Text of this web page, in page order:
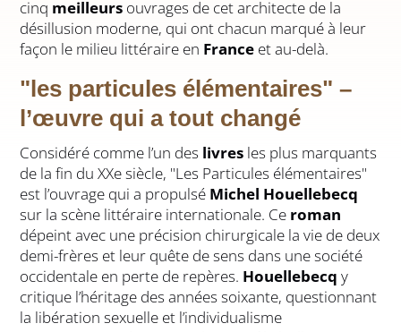
cinq meilleurs ouvrages de cet architecte de la
désillusion moderne, qui ont chacun marqué à leur
façon le milieu littéraire en France et au-delà.
"les particules élémentaires" –
l’œuvre qui a tout changé
Considéré comme l’un des livres les plus marquants
de la fin du XXe siècle, "Les Particules élémentaires"
est l’ouvrage qui a propulsé Michel Houellebecq
sur la scène littéraire internationale. Ce roman
dépeint avec une précision chirurgicale la vie de deux
demi-frères et leur quête de sens dans une société
occidentale en perte de repères. Houellebecq y
critique l’héritage des années soixante, questionnant
la libération sexuelle et l’individualisme